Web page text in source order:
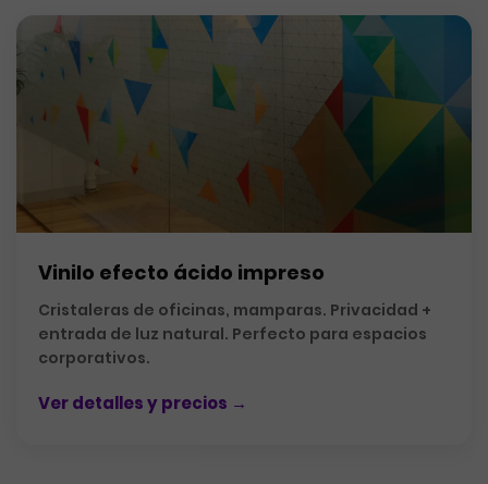
Vinilo efecto ácido impreso
Cristaleras de oficinas, mamparas. Privacidad +
entrada de luz natural. Perfecto para espacios
corporativos.
Ver detalles y precios →